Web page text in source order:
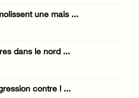
une mais ...
dans le nord ...
contre l ...